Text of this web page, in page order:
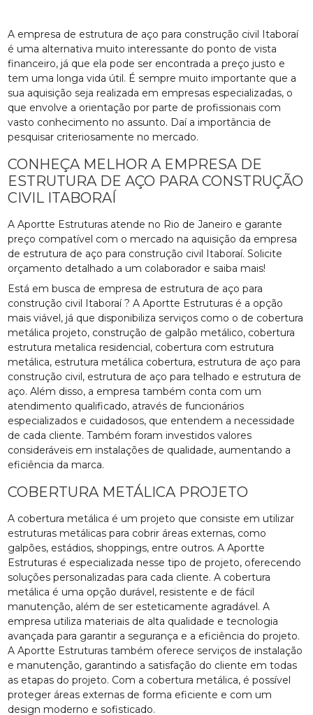
A empresa de estrutura de aço para construção civil Itaboraí
é uma alternativa muito interessante do ponto de vista
financeiro, já que ela pode ser encontrada a preço justo e
tem uma longa vida útil. É sempre muito importante que a
sua aquisição seja realizada em empresas especializadas, o
que envolve a orientação por parte de profissionais com
vasto conhecimento no assunto. Daí a importância de
pesquisar criteriosamente no mercado.
CONHEÇA MELHOR A EMPRESA DE
ESTRUTURA DE AÇO PARA CONSTRUÇÃO
CIVIL ITABORAÍ
A Aportte Estruturas atende no Rio de Janeiro e garante
preço compatível com o mercado na aquisição da empresa
de estrutura de aço para construção civil Itaboraí. Solicite
orçamento detalhado a um colaborador e saiba mais!
Está em busca de empresa de estrutura de aço para
construção civil Itaboraí ? A Aportte Estruturas é a opção
mais viável, já que disponibiliza serviços como o de cobertura
metálica projeto, construção de galpão metálico, cobertura
estrutura metalica residencial, cobertura com estrutura
metálica, estrutura metálica cobertura, estrutura de aço para
construção civil, estrutura de aço para telhado e estrutura de
aço. Além disso, a empresa também conta com um
atendimento qualificado, através de funcionários
especializados e cuidadosos, que entendem a necessidade
de cada cliente. Também foram investidos valores
consideráveis em instalações de qualidade, aumentando a
eficiência da marca.
COBERTURA METÁLICA PROJETO
A cobertura metálica é um projeto que consiste em utilizar
estruturas metálicas para cobrir áreas externas, como
galpões, estádios, shoppings, entre outros. A Aportte
Estruturas é especializada nesse tipo de projeto, oferecendo
soluções personalizadas para cada cliente. A cobertura
metálica é uma opção durável, resistente e de fácil
manutenção, além de ser esteticamente agradável. A
empresa utiliza materiais de alta qualidade e tecnologia
avançada para garantir a segurança e a eficiência do projeto.
A Aportte Estruturas também oferece serviços de instalação
e manutenção, garantindo a satisfação do cliente em todas
as etapas do projeto. Com a cobertura metálica, é possível
proteger áreas externas de forma eficiente e com um
design moderno e sofisticado.